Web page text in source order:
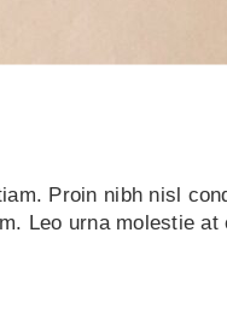
Proin nibh nisl
Leo urna molestie